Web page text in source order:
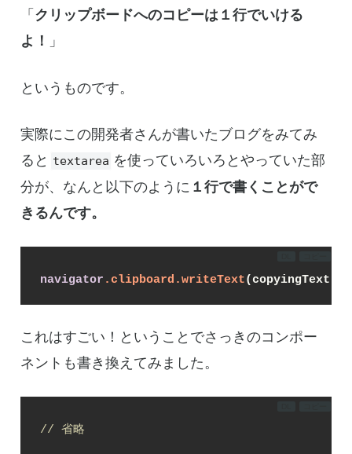
「 クリップボードへのコピーは１行でいける
よ！
」
というものです。
実際にこの開発者さんが書いたブログをみてみ
ると textarea を使っていろいろとやっていた部
分が、なんと以下のように １行で書くことがで
きるんです。
navigator .clipboard .writeText(copyingText);
これはすごい！ということでさっきのコンポー
ネントも書き換えてみました。
// 省略